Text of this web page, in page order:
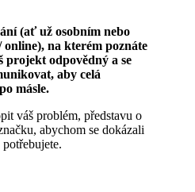
(ať už osobním nebo
na kterém poznáte
projekt odpovědný a se
aby celá
másle.
váš problém, představu o
abychom se dokázali